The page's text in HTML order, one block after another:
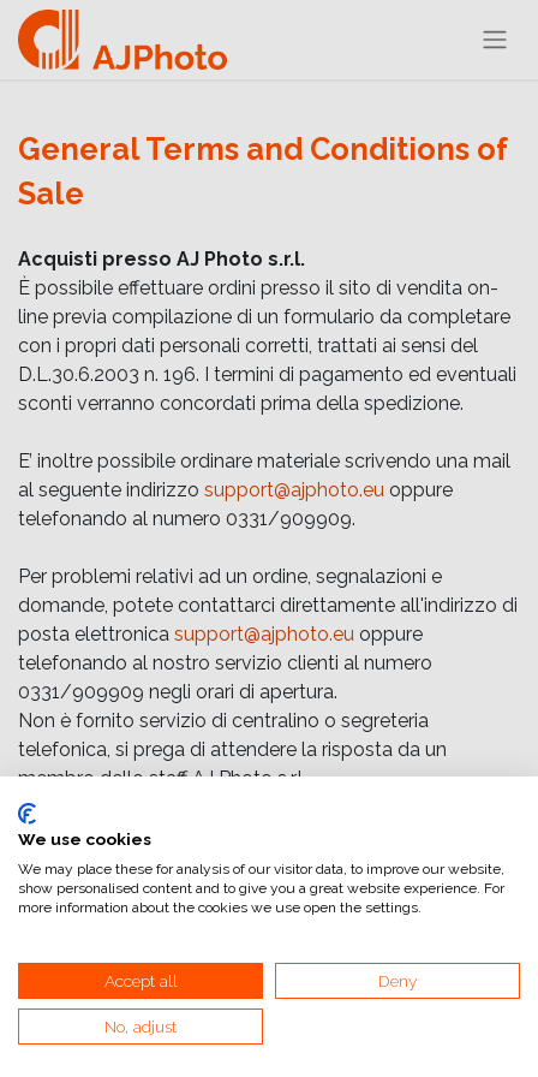
General Terms and Conditions of
Sale
Acquisti presso AJ Photo s.r.l.
È possibile effettuare ordini presso il sito di vendita on-
line previa compilazione di un formulario da completare
con i propri dati personali corretti, trattati ai sensi del
D.L.30.6.2003 n. 196. I termini di pagamento ed eventuali
sconti verranno concordati prima della spedizione.
E’ inoltre possibile ordinare materiale scrivendo una mail
al seguente indirizzo support@ajphoto.eu oppure
telefonando al numero 0331/909909.
Per problemi relativi ad un ordine, segnalazioni e
domande, potete contattarci direttamente all'indirizzo di
posta elettronica support@ajphoto.eu oppure
telefonando al nostro servizio clienti al numero
0331/909909 negli orari di apertura.
Non è fornito servizio di centralino o segreteria
telefonica, si prega di attendere la risposta da un
membro dello staff AJ Photo s.r.l. .
Gli ordini vengono spediti con corriere espresso.
Prezzi di vendita
I prezzi pubblicati sono I.V.A. esclusa privi delle spese di
spedizione e dei costi bancari e potranno, senza
riserva il diritto di apportare modifiche ai modelli, alla
descrizione, ai prezzi e alla disponibilità di magazzino dei
suoi prodotti senza preavviso.
We use cookies
We may place these for analysis of our visitor data, to improve our website,
show personalised content and to give you a great website experience. For
more information about the cookies we use open the settings.
Accept all Deny
No, adjust